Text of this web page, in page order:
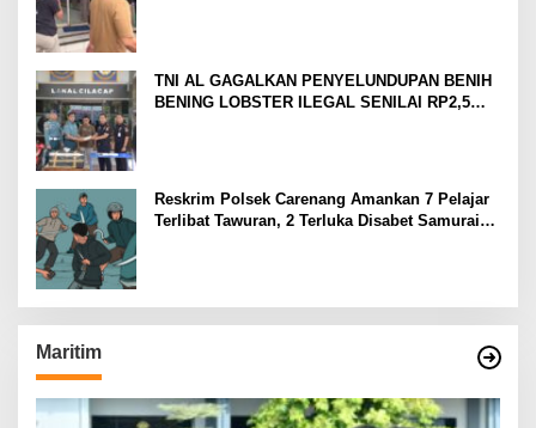
TNI AL GAGALKAN PENYELUNDUPAN BENIH
BENING LOBSTER ILEGAL SENILAI RP2,5
Reskrim Polsek Carenang Amankan 7 Pelajar
Terlibat Tawuran, 2 Terluka Disabet Samurai
Maritim